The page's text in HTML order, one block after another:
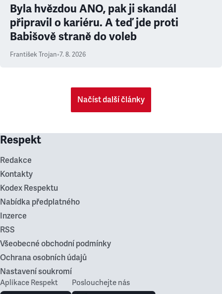
Byla hvězdou ANO, pak ji skandál
připravil o kariéru. A teď jde proti
Babišově straně do voleb
František Trojan•7. 8. 2026
Načíst další články
Respekt
Redakce
Kontakty
Kodex Respektu
Nabídka předplatného
Inzerce
RSS
Všeobecné obchodní podmínky
Ochrana osobních údajů
Nastavení soukromí
Aplikace Respekt Poslouchejte nás